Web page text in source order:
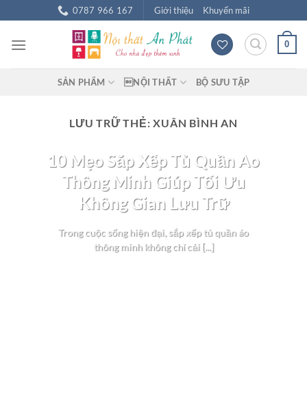
đến
nội
0787 966 167 Giới thiệu Khuyến mãi
0
SẢN PHẨM NỘI THẤT BỘ SƯU TẬP
LƯU TRỮ THẺ:XUÂN BÌNH AN
10 Mẹo Sắp Xếp Tủ Quần Áo
Thông Minh Giúp Tối Ưu
Không Gian Lưu Trữ
Trong cuộc sống hiện đại, sắp xếp tủ quần áo
thông minh không chỉ cải [...]